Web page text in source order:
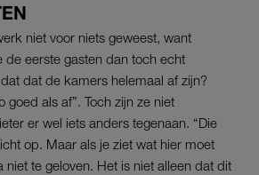
niet voor niets geweest, want
de eerste gasten dan toch echt
dat de kamers helemaal af zijn?
goed als af”. Toch zijn ze niet
er wel iets anders tegenaan. “Die
op. Maar als je ziet wat hier moet
niet te geloven. Het is niet alleen dat dit